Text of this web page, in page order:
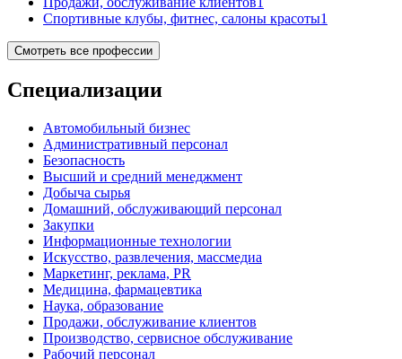
Спортивные клубы, фитнес, салоны красоты1
Смотреть все профессии
Специализации
Автомобильный бизнес
Административный персонал
Безопасность
Высший и средний менеджмент
Добыча сырья
Домашний, обслуживающий персонал
Закупки
Информационные технологии
Искусство, развлечения, массмедиа
Маркетинг, реклама, PR
Медицина, фармацевтика
Наука, образование
Продажи, обслуживание клиентов
Производство, сервисное обслуживание
Рабочий персонал